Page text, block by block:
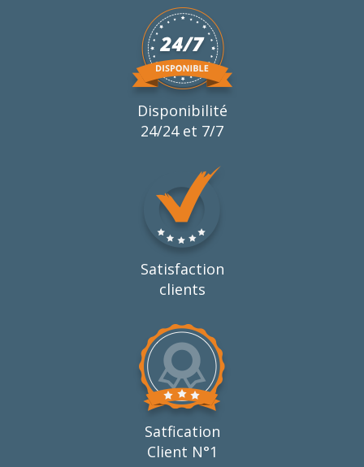
Disponibilité
24/24 et 7/7
Satisfaction
clients
Satfication
Client N°1